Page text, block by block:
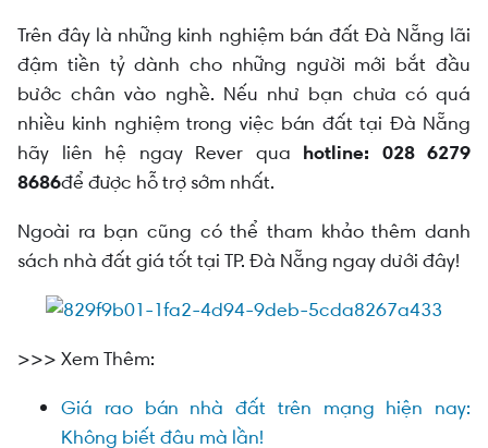
Trên đây là những kinh nghiệm bán đất Đà Nẵng lãi
đậm tiền tỷ dành cho những người mới bắt đầu
bước chân vào nghề. Nếu như bạn chưa có quá
nhiều kinh nghiệm trong việc bán đất tại Đà Nẵng
hãy liên hệ ngay Rever qua hotline: 028 6279
8686để được hỗ trợ sớm nhất.
Ngoài ra bạn cũng có thể tham khảo thêm danh
sách nhà đất giá tốt tại TP. Đà Nẵng ngay dưới đây!
>>> Xem Thêm:
Giá rao bán nhà đất trên mạng hiện nay:
Không biết đâu mà lần!